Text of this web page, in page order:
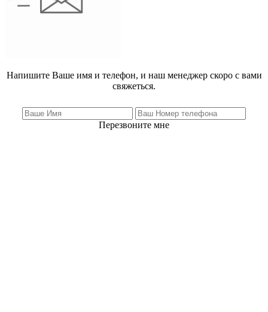
Напишите Ваше имя и телефон, и наш менеджер скоро с вами
свяжеться.
Перезвоните мне